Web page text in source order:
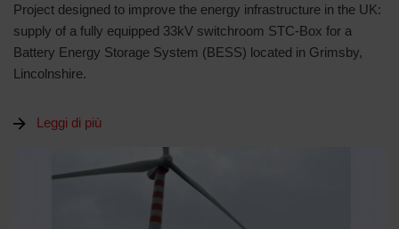
Project designed to improve the energy infrastructure in the UK:
supply of a fully equipped 33kV switchroom STC-Box for a
Battery Energy Storage System (BESS) located in Grimsby,
Lincolnshire.
Leggi di più